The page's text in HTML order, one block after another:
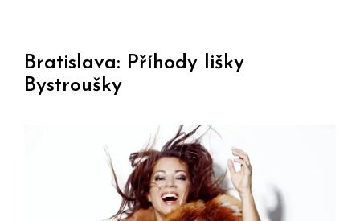
Bratislava: Příhody lišky
Bystroušky